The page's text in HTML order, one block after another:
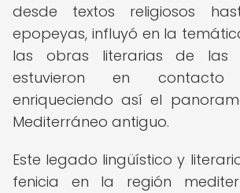
desde textos religiosos
epopeyas, influyó en la
las obras literarias de las
estuvieron en
enriqueciendo así el
Mediterráneo antiguo.
Este legado lingüístico y
fenicia en la región